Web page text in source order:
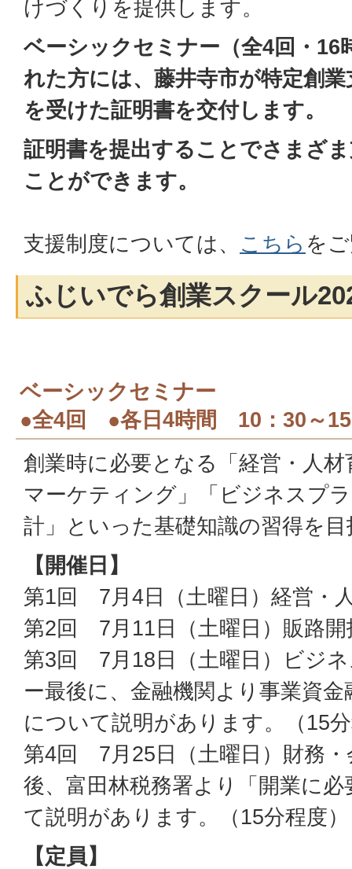
けづくりを提供します。
ベーシックセミナー（全4回・16
れた方には、藤井寺市が特定創
を受けた証明書を交付します。
証明書を提出することでさまざ
ことができます。
支援制度については、 こちら を
ふじいでら創業スクール
ベーシックセミナー
●全4回 ●各日4時間 10：30
創業時に必要となる「経営・人
マーケティング」「ビジネスプ
計」といった基礎知識の習得を
【開催日】
第1回 7月4日（土曜日）経営・
第2回 7月11日（土曜日）販路
第3回 7月18日（土曜日）ビジ
ー最後に、金融機関より事業資
について説明があります。（15
第4回 7月25日（土曜日）財務・
後、富田林税務署より「開業に
て説明があります。（15分程度
【定員】